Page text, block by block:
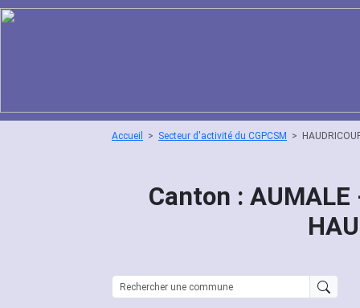
Accueil Secteur d'activité du CGPCSM
Canton :